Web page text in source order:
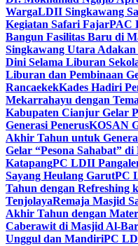
WargaLDII Singkawang
Kegiatan Safari FajarPAC
Bangun Fasilitas Baru di
Singkawang Utara
Dini Selama Liburan
Liburan dan Pembinaan
RancaekekKades Hadiri
Mekarrahayu dengan
Kabupaten Cianjur Gelar
Generasi PenerusKOSAN
Akhir Tahun untuk
Gelar “Pesona Sahabat”
KatapangPC LDII
Sayang Heulang GarutPC
Tahun dengan Refreshing
TenjolayaRemaja Masjid
Akhir Tahun dengan
Caberawit di Masjid Al-
Unggul dan MandiriPC